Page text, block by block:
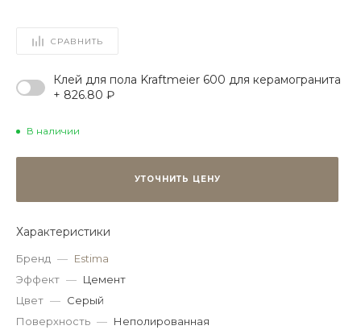
СРАВНИТЬ
Клей для пола Kraftmeier 600 для керамогранита
+ 826.80 ₽
В наличии
УТОЧНИТЬ ЦЕНУ
Характеристики
Бренд — Estima
Эффект — Цемент
Цвет — Серый
Поверхность — Неполированная